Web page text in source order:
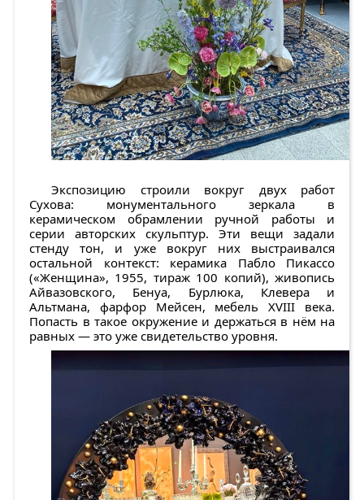
Экспозицию строили вокруг двух работ
Сухова: монументального зеркала в
керамическом обрамлении ручной работы и
серии авторских скульптур. Эти вещи задали
стенду тон, и уже вокруг них выстраивался
остальной контекст: керамика Пабло Пикассо
(«Женщина», 1955, тираж 100 копий), живопись
Айвазовского, Бенуа, Бурлюка, Клевера и
Альтмана, фарфор Мейсен, мебель XVIII века.
Попасть в такое окружение и держаться в нём на
равных — это уже свидетельство уровня.